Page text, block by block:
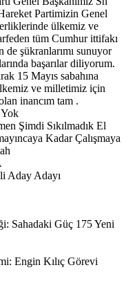
Partimizin Genel
ülkemiz ve
tüm Cumhur ittifakı
de şükranlarımı sunuyor
başarılar diliyorum.
15 Mayıs sabahına
ve milletimiz için
inancım tam .
Şimdi Sıkılmadık El
Kadar Çalışmaya
Aday Adayı
Sahadaki Güç 175 Yeni
Engin Kılıç Görevi